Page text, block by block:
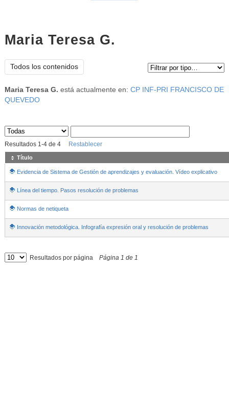
Maria Teresa G.
Todos los contenidos
Maria Teresa G. está actualmente en: CP INF-PRI FRANCISCO DE
QUEVEDO
Sus archivos
Resultados 1-4de 4 Restablecer
Título
Evidencia de Sistema de Gestión de aprendizajes y evaluación. Vídeo explicativo
Línea del tiempo. Pasos resolución de problemas
Normas de netiqueta
Innovación metodológica. Infografía expresión oral y resolución de problemas
Resultados por página Página 1 de 1